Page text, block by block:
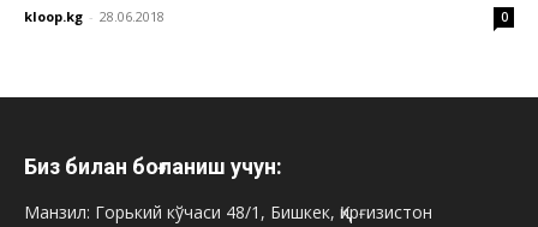
kloop.kg - 28.06.2018 0
Биз билан боғланиш учун:
Манзил: Горький кўчаси 48/1, Бишкек, Қирғизистон